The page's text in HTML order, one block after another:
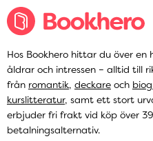
Hos Bookhero hittar du över
åldrar och intressen – alltid till
från romantik, deckare och
kurslitteratur, samt ett stort
erbjuder fri frakt vid köp över
betalningsalternativ.